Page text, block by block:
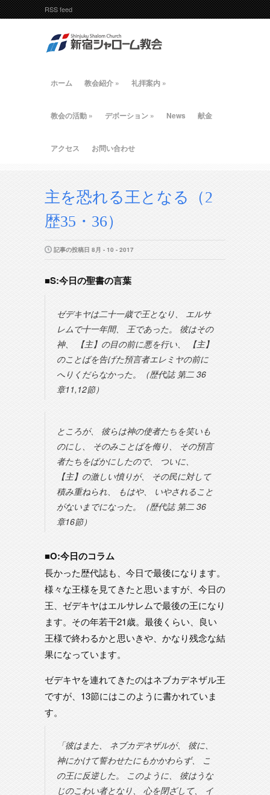
RSS feed
ホーム 教会紹介 » 礼拝案内 »
教会の活動 » デボーション » News 献金
アクセス お問い合わせ
主を恐れる王となる（2
歴35・36）
記事の投稿日 8月 - 10 - 2017
■S:今日の聖書の言葉
ゼデキヤは二十一歳で王となり、 エルサ
レムで十一年間、 王であった。 彼はその
神、 【主】の目の前に悪を行い、 【主】
のことばを告げた預言者エレミヤの前に
へりくだらなかった。（歴代誌 第二 36
章11,12節）
ところが、 彼らは神の使者たちを笑いも
のにし、 そのみことばを侮り、 その預言
者たちをばかにしたので、 ついに、
【主】の激しい憤りが、 その民に対して
積み重ねられ、 もはや、 いやされること
がないまでになった。（歴代誌 第二 36
章16節）
■O:今日のコラム
長かった歴代誌も、今日で最後になります。
様々な王様を見てきたと思いますが、今日の
王、ゼデキヤはエルサレムで最後の王になり
ます。その年若干21歳。最後くらい、良い
王様で終わるかと思いきや、かなり残念な結
果になっています。
ゼデキヤを連れてきたのはネブカデネザル王
ですが、13節にはこのように書かれていま
す。
「彼はまた、 ネブカデネザルが、 彼に、
神にかけて誓わせたにもかかわらず、 こ
の王に反逆した。 このように、 彼はうな
じのこわい者となり、 心を閉ざして、 イ